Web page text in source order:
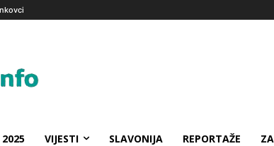
2025 VIJESTI SLAVONIJA REPORTAŽE